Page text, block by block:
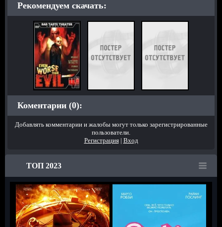
Рекомендуем скачать:
Коментарии (0):
Добавлять комментарии и жалобы могут только зарегистрированные
пользователи.
Регистрация| Вход
ТОП 2023